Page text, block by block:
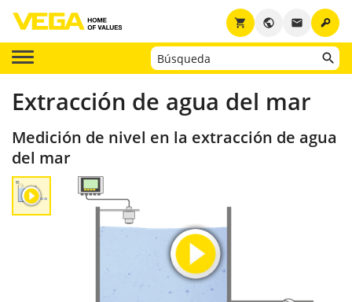
key
email
public
shopping_cart
Extracción de agua del mar
Medición de nivel en la extracción de agua
del mar